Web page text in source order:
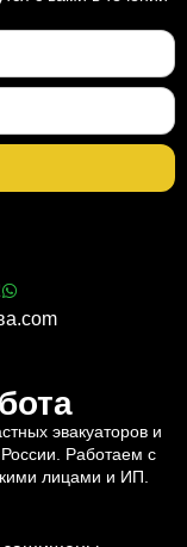
эвакуаторов и
Работаем с
лицами и ИП.